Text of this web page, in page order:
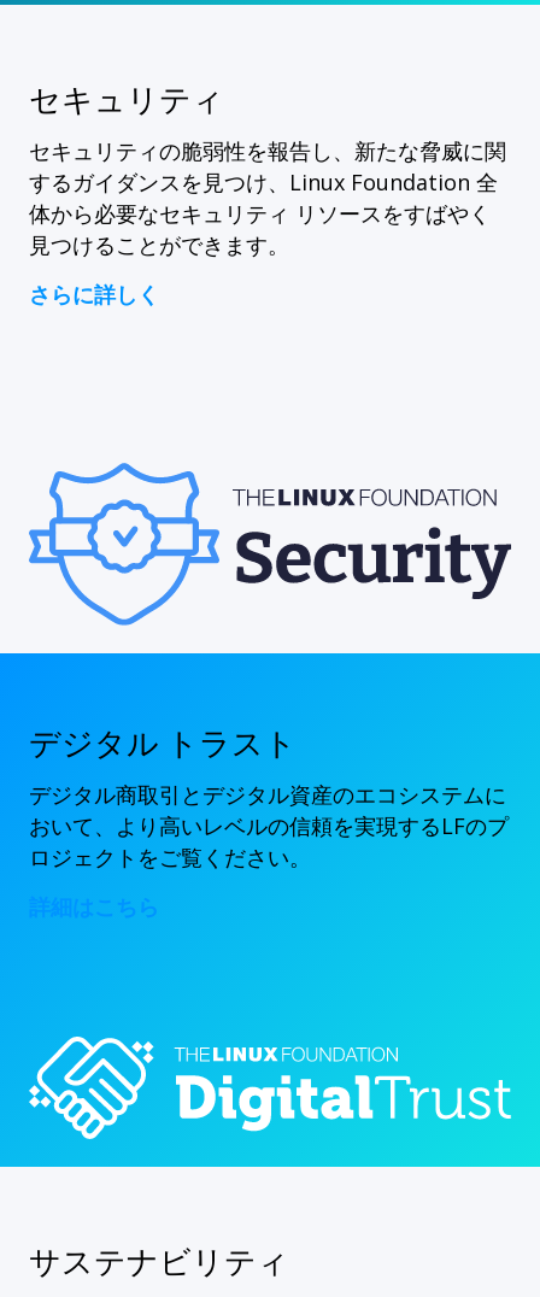
セキュリティ
セキュリティの脆弱性を報告し、新たな脅威に関
するガイダンスを見つけ、Linux Foundation 全
体から必要なセキュリティ リソースをすばやく
見つけることができます。
さらに詳しく
デジタル トラスト
デジタル商取引とデジタル資産のエコシステムに
おいて、より高いレベルの信頼を実現するLFのプ
ロジェクトをご覧ください。
詳細はこちら
サステナビリティ